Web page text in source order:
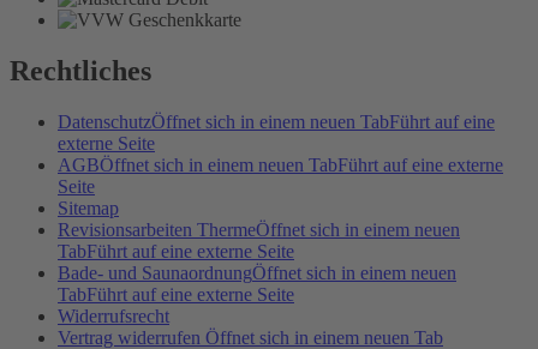
Rechtliches
DatenschutzÖffnet sich in einem neuen TabFührt auf eine
externe Seite
AGBÖffnet sich in einem neuen TabFührt auf eine externe
Seite
Sitemap
Revisionsarbeiten ThermeÖffnet sich in einem neuen
TabFührt auf eine externe Seite
Bade- und SaunaordnungÖffnet sich in einem neuen
TabFührt auf eine externe Seite
Widerrufsrecht
Vertrag widerrufen Öffnet sich in einem neuen Tab